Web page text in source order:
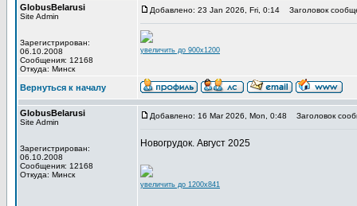
GlobusBelarusi
Site Admin
Зарегистрирован:
06.10.2008
Сообщения: 12168
Откуда: Минск
Добавлено: 23 Jan 2026, Fri, 0:14 Заголовок
увеличить до 900x1200
Вернуться к началу
GlobusBelarusi
Site Admin
Зарегистрирован:
06.10.2008
Сообщения: 12168
Откуда: Минск
Добавлено: 16 Mar 2026, Mon, 0:48 Заголовок
Новогрудок. Август 2025
увеличить до 1200x841